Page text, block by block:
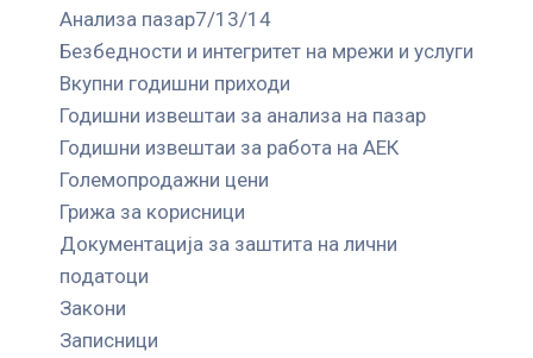
Анализа пазар7/13/14
Безбедности и интегритет на мрежи и услуги
Вкупни годишни приходи
Годишни извештаи за анализа на пазар
Годишни извештаи за работа на АЕК
Големопродажни цени
Грижа за корисници
Документација за заштита на лични
податоци
Закони
Записници